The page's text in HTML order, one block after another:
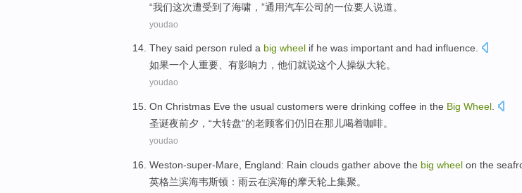
“我们这次遭受到了海啸，”通用汽车公司的一位要人说道。
youdao
They said person ruled a big wheel if he was important and had influence.
如果一个人重要、 有影响力 ， 他们就说这个人操纵大轮。
youdao
On Christmas Eve the usual customers were drinking coffee in the Big Wheel
圣诞夜前夕 ，“大转盘”的老顾客们仍旧在那儿喝着咖啡。
youdao
Weston-super-Mare England: Rain clouds gather above the big wheel on the
英格兰滨海韦斯顿： 雨云在滨海的摩天轮上集聚。